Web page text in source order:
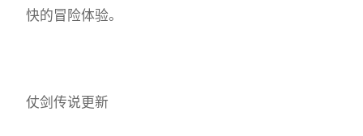
快的冒险体验。
仗剑传说更新